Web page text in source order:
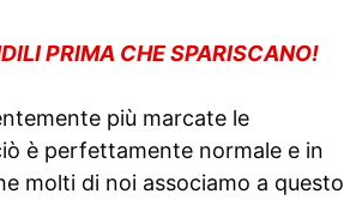
PRIMA CHE SPARISCANO!
più marcate le
è perfettamente normale e in
molti di noi associamo a questo